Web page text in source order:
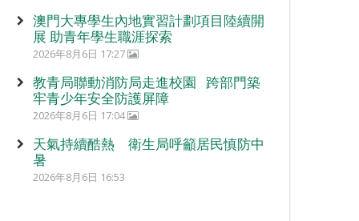
澳門大專學生內地實習計劃項目陸續開
展 助青年學生職涯探索
2026年8月6日 17:27
教青局聯動消防局走進校園 跨部門築
牢青少年安全防護屏障
2026年8月6日 17:04
天氣持續酷熱 衛生局呼籲居民慎防中
暑
2026年8月6日 16:53